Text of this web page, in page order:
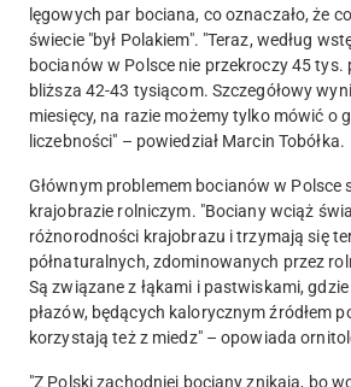
lęgowych par bociana, co oznaczało, że
świecie "był Polakiem". "Teraz, według
bocianów w Polsce nie przekroczy 45 tys.
bliższa 42-43 tysiącom. Szczegółowy
miesięcy, na razie możemy tylko mówić o
liczebności" – powiedział Marcin Tobółka.
Głównym problemem bocianów w Polsce
krajobrazie rolniczym. "Bociany wciąż
różnorodności krajobrazu i trzymają się
półnaturalnych, zdominowanych przez
Są związane z łąkami i pastwiskami,
płazów, będących kalorycznym źródłem
korzystają też z miedz" – opowiada
"Z Polski zachodniej bociany znikają, bo